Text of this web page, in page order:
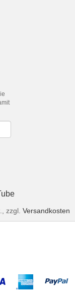
zzgl. Versandkosten